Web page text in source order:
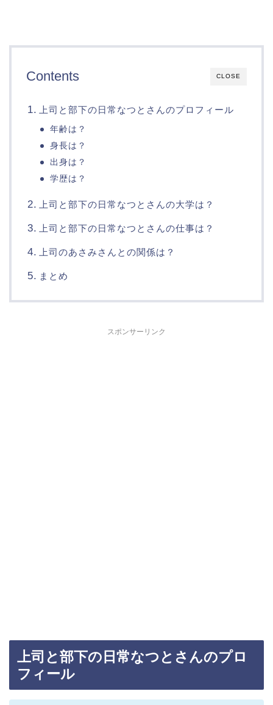
CLOSE
Contents
上司と部下の日常なつとさんのプロフィール
年齢は？
身長は？
出身は？
学歴は？
上司と部下の日常なつとさんの大学は？
上司と部下の日常なつとさんの仕事は？
上司のあさみさんとの関係は？
まとめ
スポンサーリンク
上司と部下の日常なつとさんのプロ
フィール